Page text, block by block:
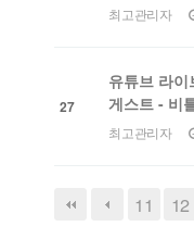
최고관리자
27
유튜브 라
게스트 - 비
최고관리자
11 12